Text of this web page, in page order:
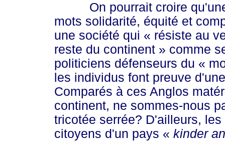
On pourrait croire qu'une
mots solidarité, équité et
une société qui « résiste au
reste du continent » comme
politiciens défenseurs du «
les individus font preuve
Comparés à ces Anglos
continent, ne sommes-nous
tricotée serrée? D'ailleurs,
citoyens d'un pays « kinder